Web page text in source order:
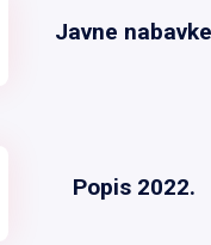
Javne nabavke
Popis 2022.